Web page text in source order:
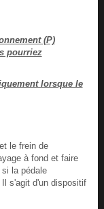
(P)
pourriez
lorsque le
le frein de
à fond et faire
la pédale
s'agit d'un dispositif